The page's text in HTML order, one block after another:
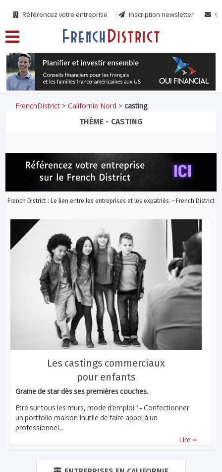
Référencez votre entreprise Inscription newsletter
FrenchDistrict >Californie Nord >casting
THÈME - CASTING
French District : Le lien entre les entreprises et les expatriés. - French District
Les castings commerciaux
pour enfants
Graine de star dès ses premières couches.
Etre sur tous les murs, mode d’emploi 1- Confectionner
un portfolio maison Inutile de faire appel à un
professionnel...
Lire ...